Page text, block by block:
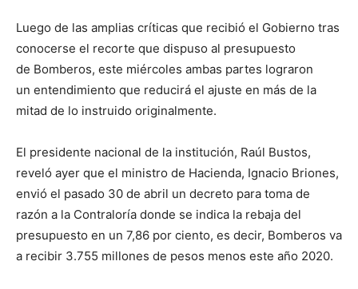
Luego de las amplias críticas que recibió el Gobierno tras
conocerse el recorte que dispuso al presupuesto
de Bomberos, este miércoles ambas partes lograron
un entendimiento que reducirá el ajuste en más de la
mitad de lo instruido originalmente.
El presidente nacional de la institución, Raúl Bustos,
reveló ayer que el ministro de Hacienda, Ignacio Briones,
envió el pasado 30 de abril un decreto para toma de
razón a la Contraloría donde se indica la rebaja del
presupuesto en un 7,86 por ciento, es decir, Bomberos va
a recibir 3.755 millones de pesos menos este año 2020.